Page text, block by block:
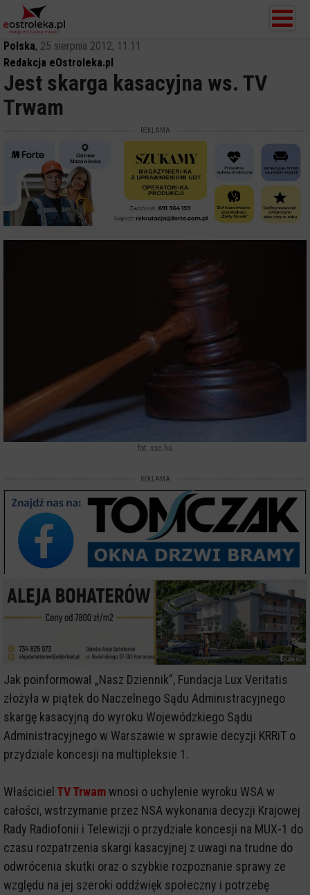
Polska, 25 sierpnia 2012, 11:11
Redakcja eOstroleka.pl
Jest skarga kasacyjna ws. TV
Trwam
REKLAMA
fot. sxc.hu
REKLAMA
Jak poinformował „Nasz Dziennik”, Fundacja Lux Veritatis
złożyła w piątek do Naczelnego Sądu Administracyjnego
skargę kasacyjną do wyroku Wojewódzkiego Sądu
Administracyjnego w Warszawie w sprawie decyzji KRRiT o
przydziale koncesji na multipleksie 1.
Właściciel TV Trwamwnosi o uchylenie wyroku WSA w
całości, wstrzymanie przez NSA wykonania decyzji Krajowej
Rady Radiofonii i Telewizji o przydziale koncesji na MUX-1 do
czasu rozpatrzenia skargi kasacyjnej z uwagi na trudne do
odwrócenia skutki oraz o szybkie rozpoznanie sprawy ze
względu na jej szeroki oddźwięk społeczny i potrzebę